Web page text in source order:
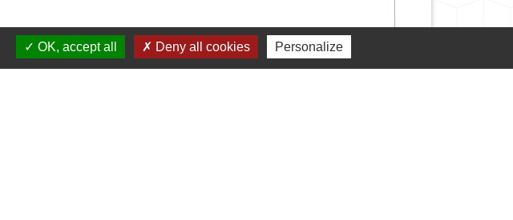
OK, accept all Deny all cookies Personalize